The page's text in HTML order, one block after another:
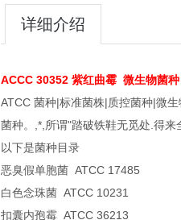
详细介绍
ACCC 30352 紫红曲霉 微生物菌种
ATCC 菌种|标准菌株|质控菌种|微
菌种。,*,所谓"踏破铁鞋无觅处.得
以下是菌种目录
恶臭假单胞菌 ATCC 17485
白色念珠菌 ATCC 10231
扣囊内孢霉 ATCC 36213